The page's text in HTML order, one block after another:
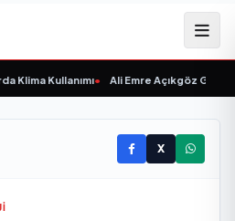
Kullanımı• Ali Emre Açıkgöz Galimidi,
X